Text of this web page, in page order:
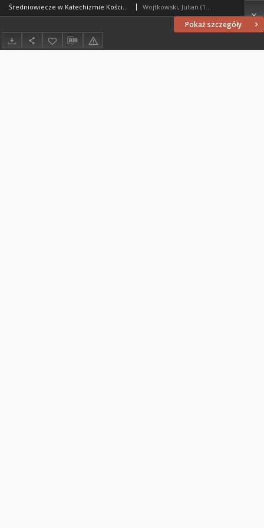
Pokaż szczegóły
Średniowiecze w Katechizmie Kościoła Katolickiego Wojtkowski, Julian (1927- )